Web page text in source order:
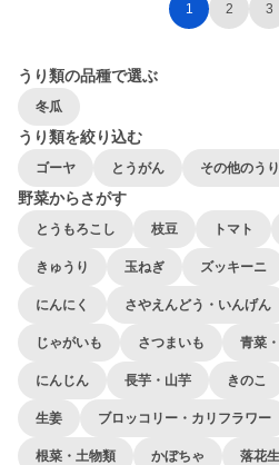
1 2 3
うり類の品種で選ぶ
冬瓜
うり類を絞り込む
ゴーヤ とうがん その他のう
野菜からさがす
とうもろこし 枝豆 トマト
きゅうり 玉ねぎ ズッキーニ
にんにく さやえんどう・いんげん
じゃがいも さつまいも 青菜
にんじん 長芋・山芋 きのこ
生姜 ブロッコリー・カリフラワー
根菜・土物類 かぼちゃ 落花生